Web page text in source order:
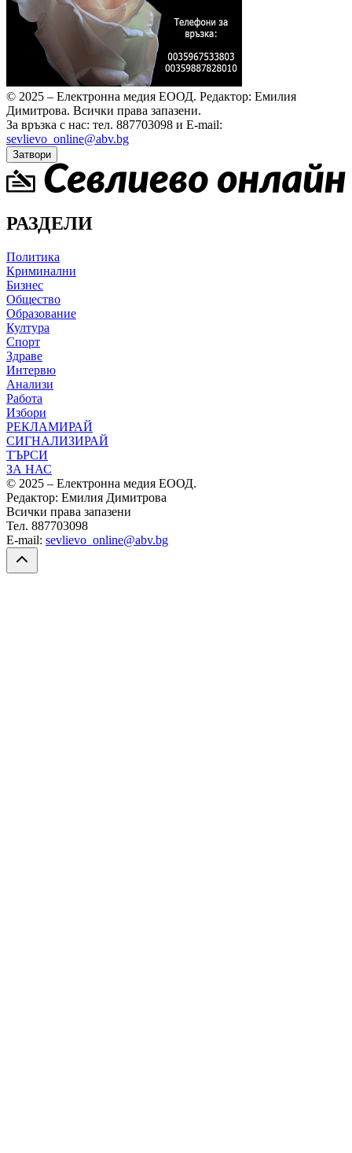
© 2025 – Електронна медия ЕООД. Редактор: Емилия
Димитрова. Всички права запазени.
За връзка с нас: тел. 887703098 и E-mail:
sevlievo_online@abv.bg
Затвори
РАЗДЕЛИ
Политика
Криминални
Бизнес
Общество
Образование
Култура
Спорт
Здраве
Интервю
Анализи
Работа
Избори
РЕКЛАМИРАЙ
СИГНАЛИЗИРАЙ
ТЪРСИ
ЗА НАС
© 2025 – Електронна медия ЕООД.
Редактор: Емилия Димитрова
Всички права запазени
Тел. 887703098
E-mail: sevlievo_online@abv.bg